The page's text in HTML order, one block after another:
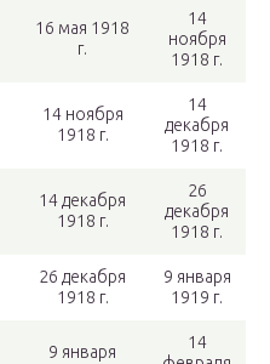
16 мая 1918
г.
14
ноября
1918 г.
14 ноября
1918 г.
14
декабря
1918 г.
14 декабря
1918 г.
26
декабря
1918 г.
26 декабря
1918 г.
9 января
1919 г.
9 января
14